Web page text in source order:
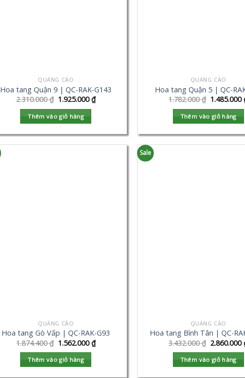
QUẢNG CÁO
Hoa tang Quận 9 | QC-RAK-G143
2.310.000₫ 1.925.000₫
Thêm vào giỏ hàng
QUẢNG CÁO
Hoa tang Quận 5 | QC-
1.782.000₫ 1.485.000
Thêm vào giỏ hàng
QUẢNG CÁO
Hoa tang Gò Vấp | QC-RAK-G93
1.874.400₫ 1.562.000₫
Thêm vào giỏ hàng
Sale
QUẢNG CÁO
Hoa tang Bình Tân | QC-
3.432.000₫ 2.860.000
Thêm vào giỏ hàng